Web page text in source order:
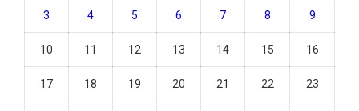
3 4 5 6 7 8 9
10 11 12 13 14 15 16
17 18 19 20 21 22 23